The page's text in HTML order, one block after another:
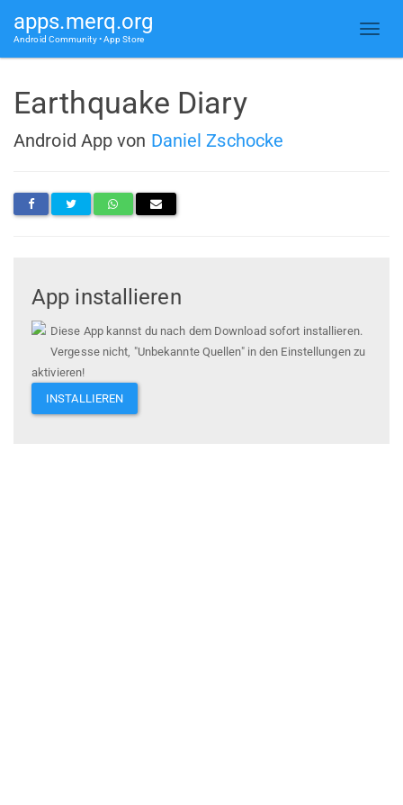
apps.merq.org
Android Community • App Store
Earthquake Diary
Android App von Daniel Zschocke
App installieren
Diese App kannst du nach dem Download sofort installieren.
Vergesse nicht, "Unbekannte Quellen" in den Einstellungen zu
aktivieren!
INSTALLIEREN